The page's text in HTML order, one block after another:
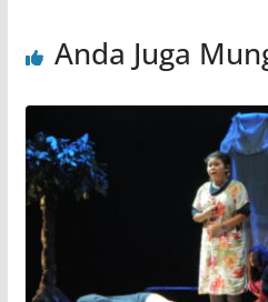
Anda Juga